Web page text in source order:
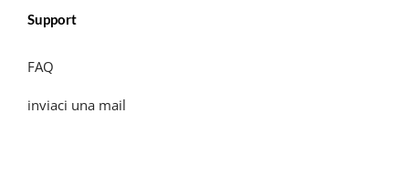
Support
FAQ
inviaci una mail